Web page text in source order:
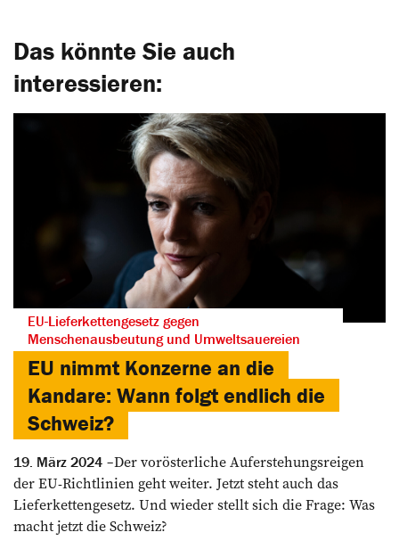
Das könnte Sie auch
interessieren:
EU-Lieferkettengesetz gegen
Menschenausbeutung und Umweltsauereien
EU nimmt Konzerne an die
Kandare: Wann folgt endlich die
Schweiz?
19. März 2024
Der vorösterliche Auferstehungsreigen
der EU-Richtlinien geht weiter. Jetzt steht auch das
Lieferkettengesetz. Und wieder stellt sich die Frage: Was
macht jetzt die Schweiz?